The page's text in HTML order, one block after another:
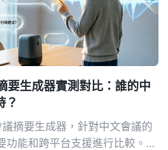
要生成器實測對比：誰的中
？
摘要生成器，針對中文會議的
功能和跨平台支援進行比較。